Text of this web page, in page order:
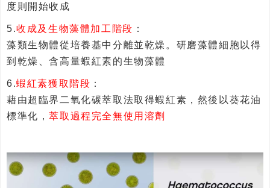
度則開始收成
5.收成及生物藻體加工階段 ：
藻類生物體從培養基中分離並乾燥。研磨藻體細胞以得
到乾燥、含高量蝦紅素的生物藻體
6.蝦紅素獲取階段 ：
藉由超臨界二氧化碳萃取法取得蝦紅素，然後以葵花油
標準化，萃取過程完全無使用溶劑